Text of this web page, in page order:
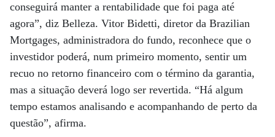
conseguirá manter a rentabilidade que foi paga até
agora”, diz Belleza. Vitor Bidetti, diretor da Brazilian
Mortgages, administradora do fundo, reconhece que o
investidor poderá, num primeiro momento, sentir um
recuo no retorno financeiro com o término da garantia,
mas a situação deverá logo ser revertida. “Há algum
tempo estamos analisando e acompanhando de perto da
questão”, afirma.